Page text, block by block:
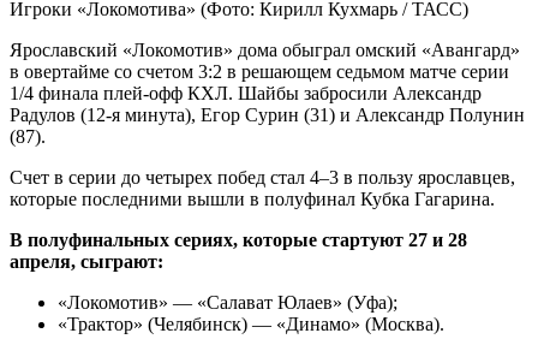
Игроки «Локомотива» (Фото: Кирилл Кухмарь / ТАСС)
Ярославский «Локомотив» дома обыграл омский «Авангард»
в овертайме со счетом 3:2 в решающем седьмом матче серии
1/4 финала плей-офф КХЛ. Шайбы забросили Александр
Радулов (12-я минута), Егор Сурин (31) и Александр Полунин
(87).
Счет в серии до четырех побед стал 4–3 в пользу ярославцев,
которые последними вышли в полуфинал Кубка Гагарина.
В полуфинальных сериях, которые стартуют 27 и 28
апреля, сыграют:
«Локомотив» — «Салават Юлаев» (Уфа);
«Трактор» (Челябинск) — «Динамо» (Москва).